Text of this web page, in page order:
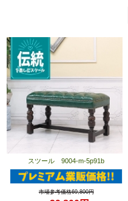
スツール 9004-m-5p91b
市場参考価格69,800円